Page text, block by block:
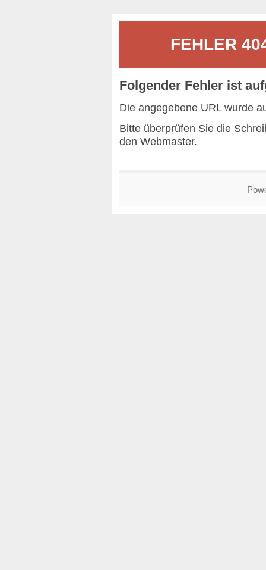
FEHLER
Folgender Fehler ist
Die angegebene URL wurde
Bitte überprüfen Sie die
den Webmaster.